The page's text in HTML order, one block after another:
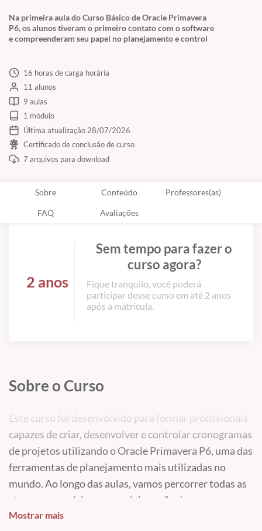
Na primeira aula do Curso Básico de Oracle Primavera
P6, os alunos tiveram o primeiro contato com o software
e compreenderam seu papel no planejamento e control
16 horas de carga horária
11 alunos
9 aulas
1 módulo
Última atualização 28/07/2026
Certificado de conclusão de curso
7 arquivos para download
Sobre Conteúdo Professores(as)
FAQ Avaliações
2 anos
Sem tempo para fazer o
curso agora?
Fique tranquilo, você poderá
participar desse curso em até 2 anos
após a matrícula.
Sobre o Curso
Este curso foi desenvolvido para formar profissionais
capazes de criar, desenvolver e controlar cronogramas
de projetos utilizando o Oracle Primavera P6, uma das
ferramentas de planejamento mais utilizadas no
mundo. Ao longo das aulas, vamos percorrer todas as
etapas necessárias para a elaboração de um
cronograma profissional, desde a interpretação do
Mostrar mais